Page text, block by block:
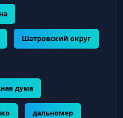
Шатровский округ
дума
дальномер